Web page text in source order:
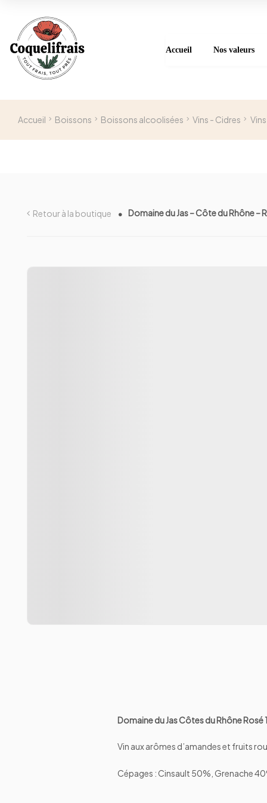
Accueil Nos valeurs
Accueil Boissons Boissons alcoolisées Vins - Cidres
Retour à la boutique Domaine du Jas – Côte du Rhône –
Domaine du Jas Côtes du Rhône Rosé
Vin aux arômes d’amandes et fruits
Cépages : Cinsault 50%, Grenache